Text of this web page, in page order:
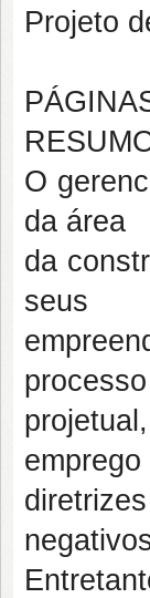
Projeto
O
da área
da
seus
processo